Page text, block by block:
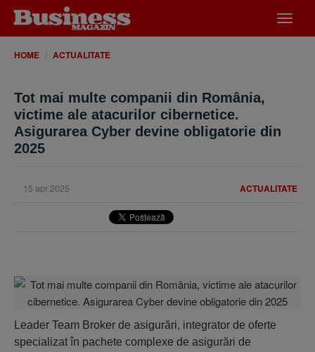
meniu
HOME ACTUALITATE
Tot mai multe companii din România,
victime ale atacurilor cibernetice.
Asigurarea Cyber devine obligatorie din
2025
ACTUALITATE
15 apr 2025
Leader Team Broker de asigurări, integrator de oferte
specializat în pachete complexe de asigurări de